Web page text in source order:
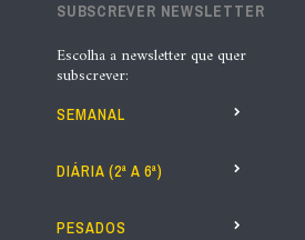
SUBSCREVER NEWSLETTER
Escolha a newsletter que quer
subscrever:
SEMANAL
DIÁRIA (2ª A 6ª)
PESADOS